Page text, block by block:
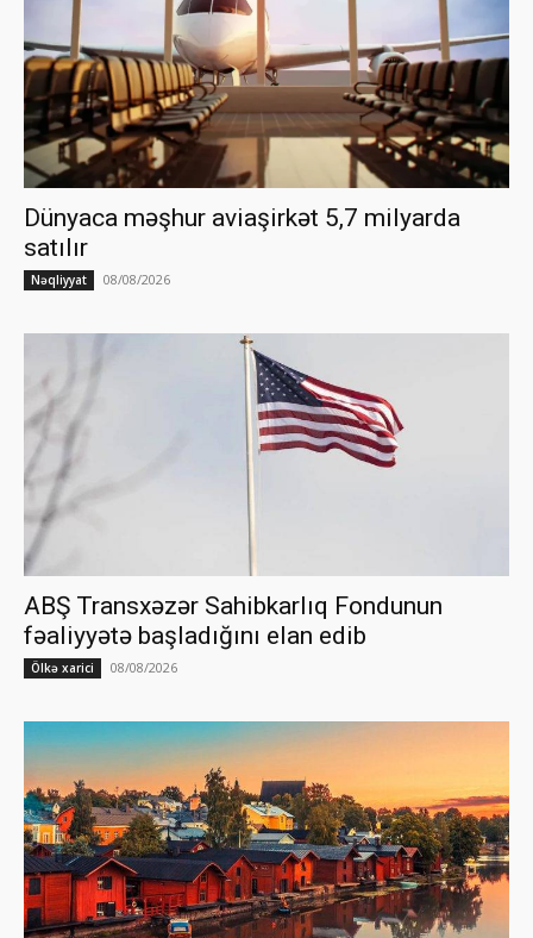
Dünyaca məşhur aviaşirkət 5,7 milyarda
satılır
Nəqliyyat 08/08/2026
ABŞ Transxəzər Sahibkarlıq Fondunun
fəaliyyətə başladığını elan edib
Ölkə xarici 08/08/2026